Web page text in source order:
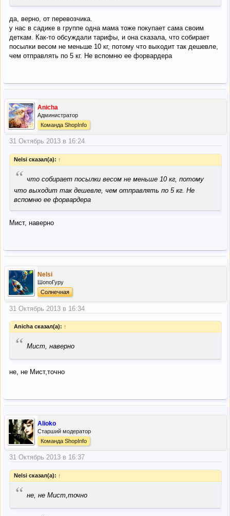
да, верно, от перевозчика.
у нас в садике в группе одна мама тоже покупает сама своим
деткам. Как-то обсуждали тарифы, и она сказала, что собирает
посылки весом не меньше 10 кг, потому что выходит так дешевле,
чем отправлять по 5 кг. Не вспомню ее форвардера
Anicha
Администратор
Команда ShopInfo
31 Октябрь 2013 в 16:24
Nelsi сказал(а): ↑
“ что собирает посылки весом не меньше 10 кг, потому
что выходит так дешевле, чем отправлять по 5 кг. Не
вспомню ее форвардера
Мист, наверно
Nelsi
ШопоГуру
Солнечная
31 Октябрь 2013 в 16:34
Anicha сказал(а): ↑
“ Мист, наверно
не, не Мист,точно
Alioko
Старший модератор
Команда ShopInfo
31 Октябрь 2013 в 16:37
Nelsi сказал(а): ↑
“ не, не Мист,точно